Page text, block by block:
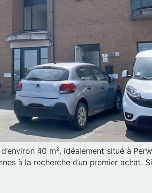
40 m², idéalement situé à
à la recherche d’un premier achat.